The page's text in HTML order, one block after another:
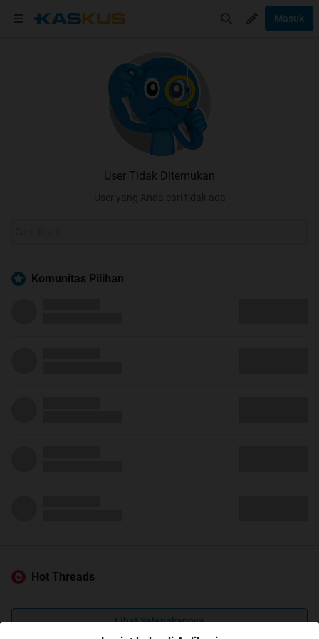
Masuk
User Tidak Ditemukan
User yang Anda cari tidak ada
Komunitas Pilihan
Hot Threads
Lihat Selengkapnya